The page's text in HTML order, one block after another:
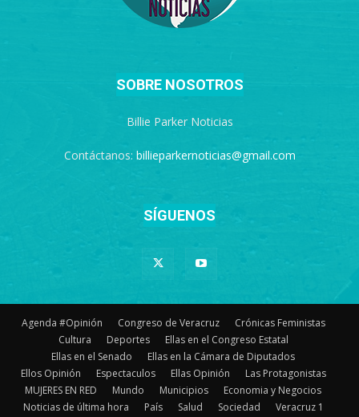
SOBRE NOSOTROS
Billie Parker Noticias
Contáctanos: billieparkernoticias@gmail.com
SÍGUENOS
Agenda #Opinión Congreso de Veracruz
Crónicas Feministas
Cultura
Deportes
Ellas en el Congreso Estatal
Ellas en el Senado
Ellas en la Cámara de Diputados
Ellos Opinión
Espectaculos Ellas Opinión
Las Protagonistas
MUJERES EN RED
Mundo Municipios
Economia y Negocios
Noticias de última hora
País Salud Sociedad
Veracruz 1